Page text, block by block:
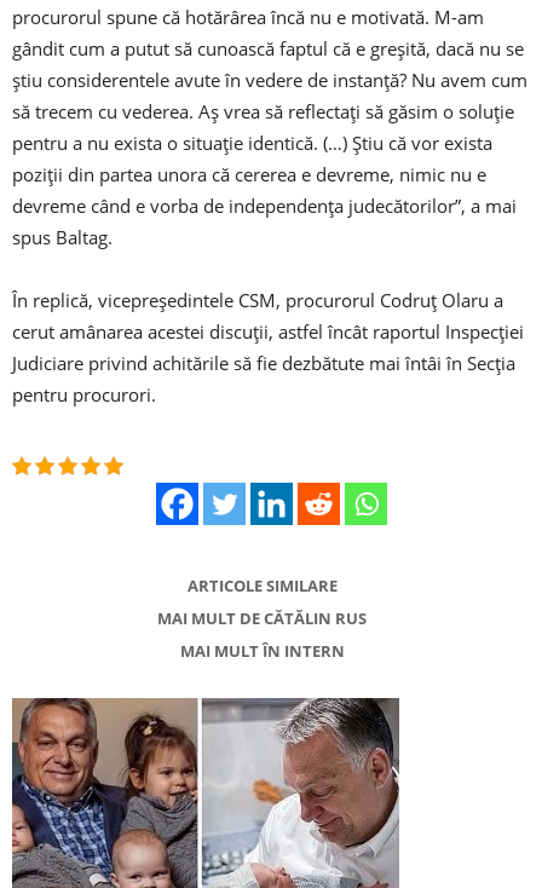
procurorul spune că hotărârea încă nu e motivată. M-am
gândit cum a putut să cunoască faptul că e greşită, dacă nu se
ştiu considerentele avute în vedere de instanţă? Nu avem cum
să trecem cu vederea. Aş vrea să reflectaţi să găsim o soluţie
pentru a nu exista o situaţie identică. (…) Ştiu că vor exista
poziţii din partea unora că cererea e devreme, nimic nu e
devreme când e vorba de independenţa judecătorilor”, a mai
spus Baltag.
În replică, vicepreşedintele CSM, procurorul Codruţ Olaru a
cerut amânarea acestei discuţii, astfel încât raportul Inspecţiei
Judiciare privind achitările să fie dezbătute mai întâi în Secţia
pentru procurori.
ARTICOLE SIMILARE
MAI MULT DE CĂTĂLIN RUS
MAI MULT ÎN INTERN